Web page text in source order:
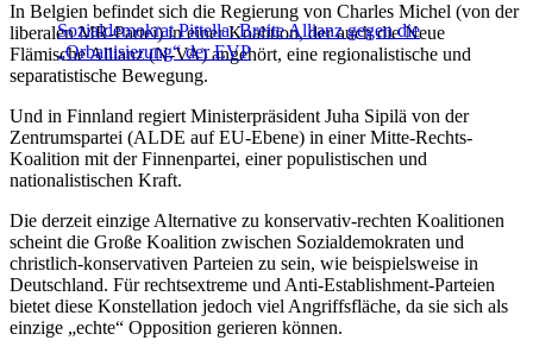
Sozialdemokrat Pittella: Breite Allianz gegen die
„Orbanisierung“ der EVP
In Belgien befindet sich die Regierung von Charles Michel (von der
liberalen MR-Partei) in einer Koalition, der auch die Neue
Flämische Allianz (N-VA) angehört, eine regionalistische und
separatistische Bewegung.
Und in Finnland regiert Ministerpräsident Juha Sipilä von der
Zentrumspartei (ALDE auf EU-Ebene) in einer Mitte-Rechts-
Koalition mit der Finnenpartei, einer populistischen und
nationalistischen Kraft.
Die derzeit einzige Alternative zu konservativ-rechten Koalitionen
scheint die Große Koalition zwischen Sozialdemokraten und
christlich-konservativen Parteien zu sein, wie beispielsweise in
Deutschland. Für rechtsextreme und Anti-Establishment-Parteien
bietet diese Konstellation jedoch viel Angriffsfläche, da sie sich als
einzige „echte“ Opposition gerieren können.